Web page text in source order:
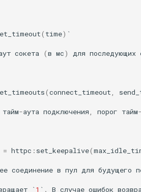
( time) `
сокета (в мс) для последующих
(connect_timeout
тайм-аута подключения порог тайм
= httpc : set_keepalive(
соединение в пул для будущего
` 1 ` . В случае ошибок